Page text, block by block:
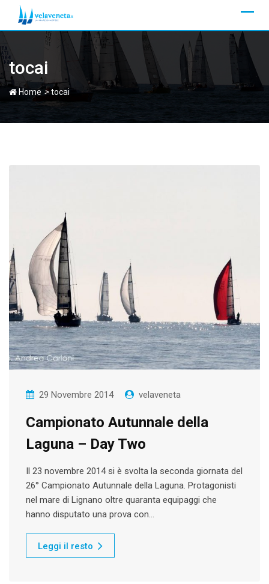
tocai
Home >tocai
29 Novembre 2014 velaveneta
Campionato Autunnale della
Laguna – Day Two
Il 23 novembre 2014 si è svolta la seconda giornata del
26° Campionato Autunnale della Laguna. Protagonisti
nel mare di Lignano oltre quaranta equipaggi che
hanno disputato una prova con…
Leggi il resto